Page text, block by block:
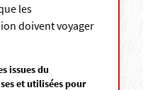
les
doivent voyager
issues du
et utilisées pour